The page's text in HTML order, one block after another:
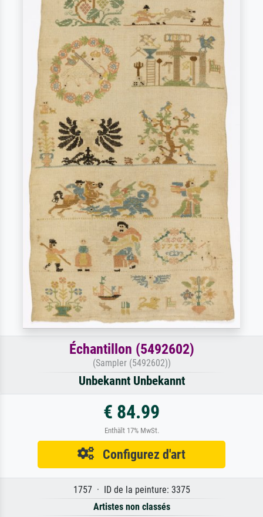
Échantillon (5492602)
(Sampler (5492602))
Unbekannt Unbekannt
€ 84.99
Enthält 17% MwSt.
Configurez d'art
1757 · ID de la peinture: 3375
Artistes non classés